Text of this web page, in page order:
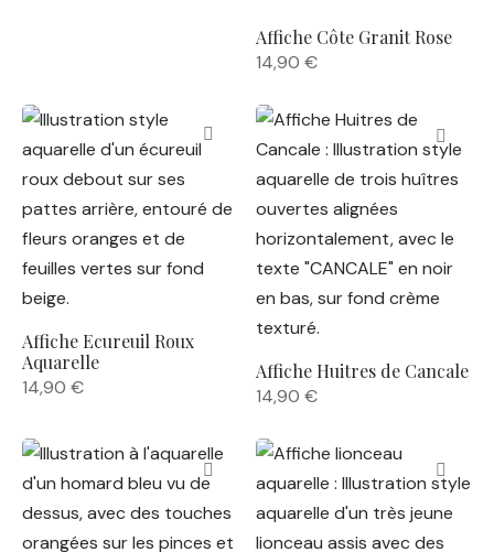
Affiche Côte Granit Rose
14,90 €
Affiche Ecureuil Roux
Aquarelle
14,90 €
Affiche Huitres de Cancale
14,90 €